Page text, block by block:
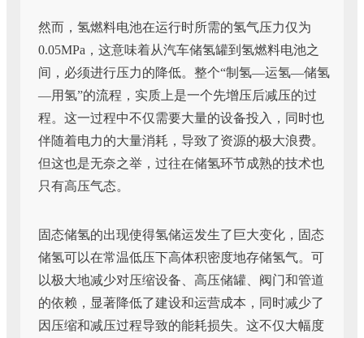
然而，氢燃料电池在运行时所需的氢气压力仅为
0.05MPa，这意味着从汽车储氢罐到氢燃料电池之
间，必须进行压力的降低。整个“制氢—运氢—储氢
—用氢”的流程，实质上是一个先增压后减压的过
程。这一过程中不仅需要大量的设备投入，同时也
伴随着电力的大量消耗，导致了资源的极大浪费。
但这也是无奈之举，过往在储氢环节成熟的技术也
只有高压气态。
固态储氢的出现使得氢储运发生了巨大变化，固态
储氢可以在常温低压下高体积密度地存储氢气。可
以极大地减少对压缩设备、高压储罐、阀门和管道
的依赖，显著降低了建设和运营成本，同时减少了
因压缩和减压过程导致的能耗损失。这不仅大幅度